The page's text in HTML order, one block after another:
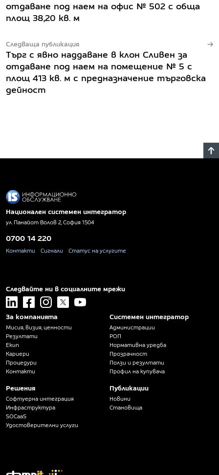
отдаване под наем на офис № 502 с обща
площ 38,20 кв. м
Следваща публикация
Търг с явно наддаване в клон Сливен за
отдаване под наем на помещение № 5 с
площ 413 кв. м с предназначение търговска
дейност
Национален системен интегратор
ул. Панайот Волов 2, София 1504
0700 14 220
Контакти Сигнали Статус на услугите
Следвайте ни в социалните мрежи
linkedin facebookinstagram
x youtube
За компанията
Мисия, визия, ценности
Резултати
Екип
Кариери
Процедури
Контакти
Решения
Софтуерна интеграция
Инфраструктура
SOCaaS
Удостоверителни услуги
Системен интегратор
Администрации
РОП
Нормативна уредба
Прозрачност
Ползи и резултати
Профил на купувача
Публикации
Новини
Становища